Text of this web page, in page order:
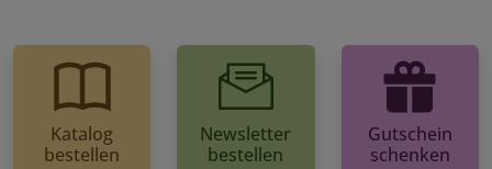
Katalog
bestellen
Newsletter
bestellen
Gutschein
schenken